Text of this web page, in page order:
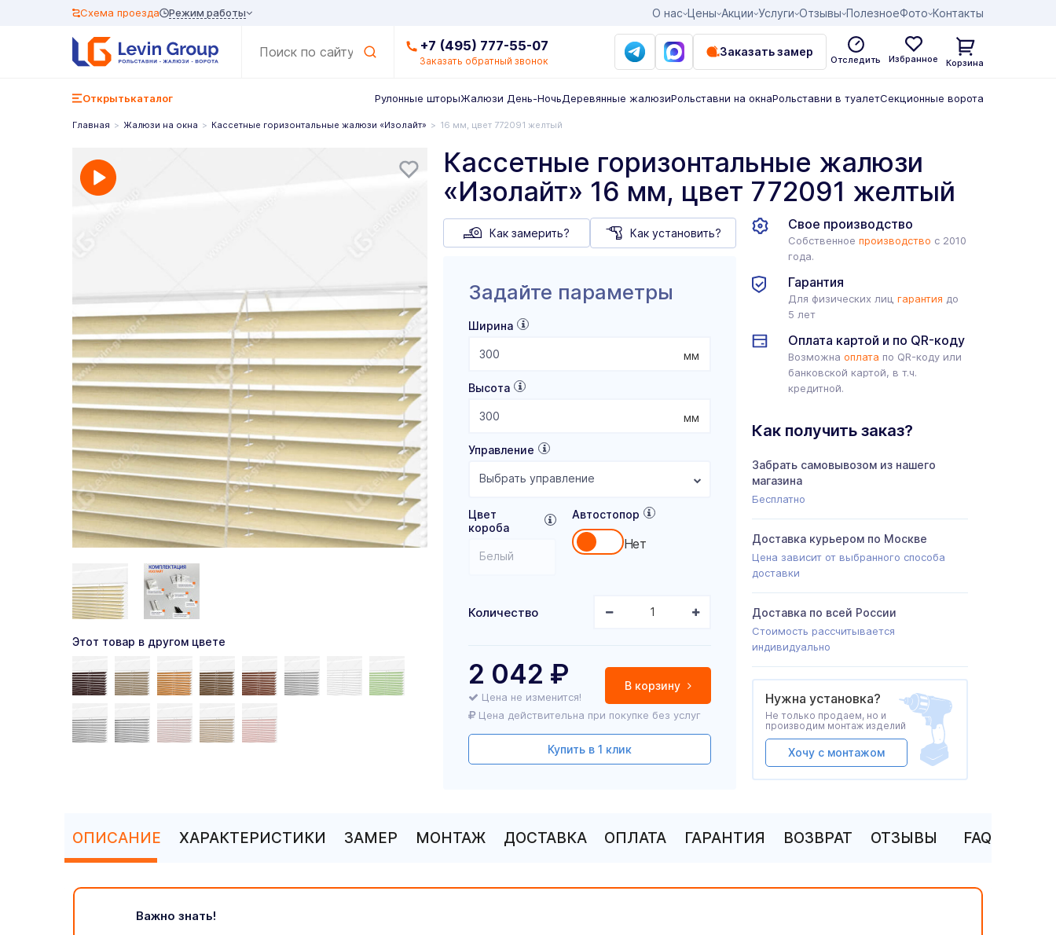
О нас Цены Акции Услуги Отзывы ПолезноеФото Контакты
Схема проезда Режим работы
+7 (495) 777-55-07
Заказать обратный звонок
Заказать замер
Отследить Избранное Корзина
Открытькаталог Рулонные шторыЖалюзи День-НочьДеревянные жалюзиРольставни на окнаРольставни в туалетСекционные ворота
Главная Жалюзи на окна Кассетные горизонтальные жалюзи «Изолайт» 16 мм, цвет 772091 желтый
Кассетные горизонтальные жалюзи
«Изолайт» 16 мм, цвет 772091 желтый
Этот товар в другом цвете
Как замерить? Как установить?
Задайте параметры
Ширина
мм
Высота
мм
Управление
Выбрать управление
Цвет
короба
Белый
Автостопор
Нет
Количество
В корзину
2 042 ₽
Цена не изменится!
Цена действительна при покупке без услуг
Купить в 1 клик
Свое производство
Собственноепроизводство с 2010
года.
Гарантия
Для физических лицгарантия до
5 лет
Оплата картой и по QR-коду
Возможнаоплата по QR-коду или
банковской картой, в т.ч.
кредитной.
Как получить заказ?
Забрать самовывозом из нашего
магазина
Бесплатно
Доставка курьером по Москве
Цена зависит от выбранного способа
доставки
Доставка по всей России
Стоимость рассчитывается
индивидуально
Нужна установка?
Не только продаем, но и
производим монтаж изделий
Хочу с монтажом
ОПИСАНИЕ ХАРАКТЕРИСТИКИ ЗАМЕР МОНТАЖ ДОСТАВКА ОПЛАТА ГАРАНТИЯ ВОЗВРАТ ОТЗЫВЫ FAQ
Важно знать!